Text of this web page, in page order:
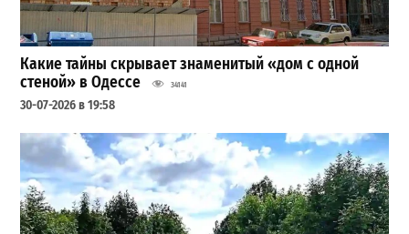
Какие тайны скрывает знаменитый «дом с одной
стеной» в Одессе
34141
30-07-2026 в 19:58